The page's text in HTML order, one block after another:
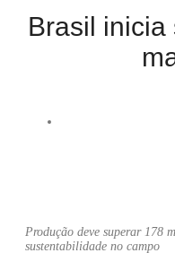
Brasil inicia
Produção deve superar 178
sustentabilidade no campo